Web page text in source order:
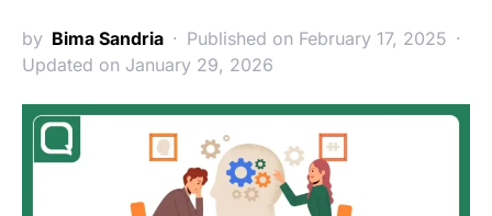
by Bima Sandria
Published on February 17, 2025
Updated on January 29, 2026